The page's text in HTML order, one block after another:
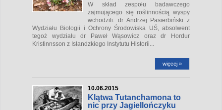
W skład zespołu badawczego
zajmującego się roślinnością wyspy
wchodzili: dr Andrzej Pasierbiński z
Wydziału Biologii i Ochrony Środowiska UŚ, absolwent
tegoż wydziału dr Paweł Wąsowicz oraz dr Hordur
Kristinnsson z Islandzkiego Instytutu Historii...
więcej »
10.06.2015
Klątwa Tutanchamona to
nic przy Jagiellończyku